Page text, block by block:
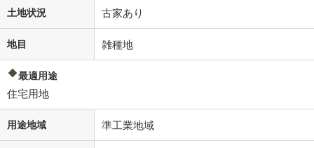
土地状況 古家あり
地目 雑種地
最適用途
住宅用地
用途地域 準工業地域